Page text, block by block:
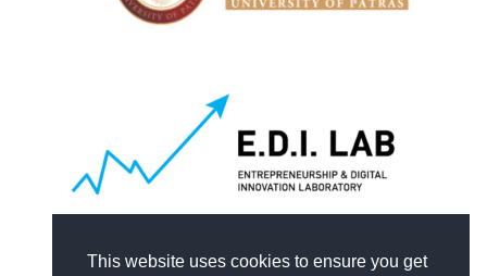
This website uses cookies to ensure you get